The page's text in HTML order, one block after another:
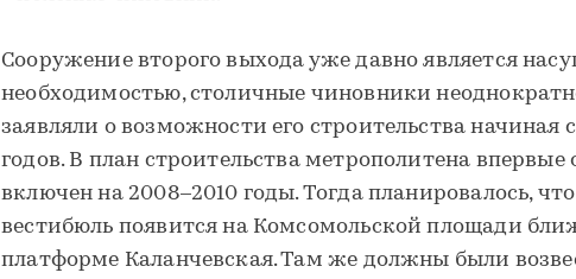
Сооружение второго выхода уже давно является
необходимостью, столичные чиновники
заявляли о возможности его строительства начиная
годов. В план строительства метрополитена впервые
включен на 2008–2010 годы. Тогда планировалось, что
вестибюль появится на Комсомольской площади
платформе Каланчевская. Там же должны были